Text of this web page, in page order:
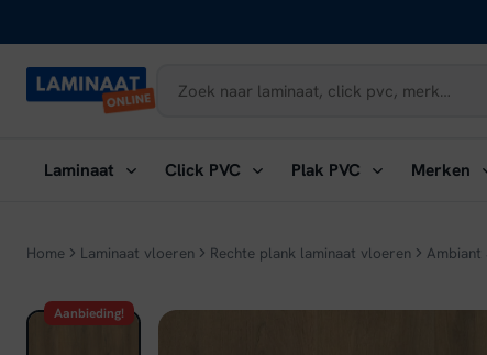
Laminaat SubmenuClick PVC SubmenuPlak PVC SubmenuMerken
Home Laminaat vloeren Rechte plank laminaat vloeren Ambiant
Aanbieding!